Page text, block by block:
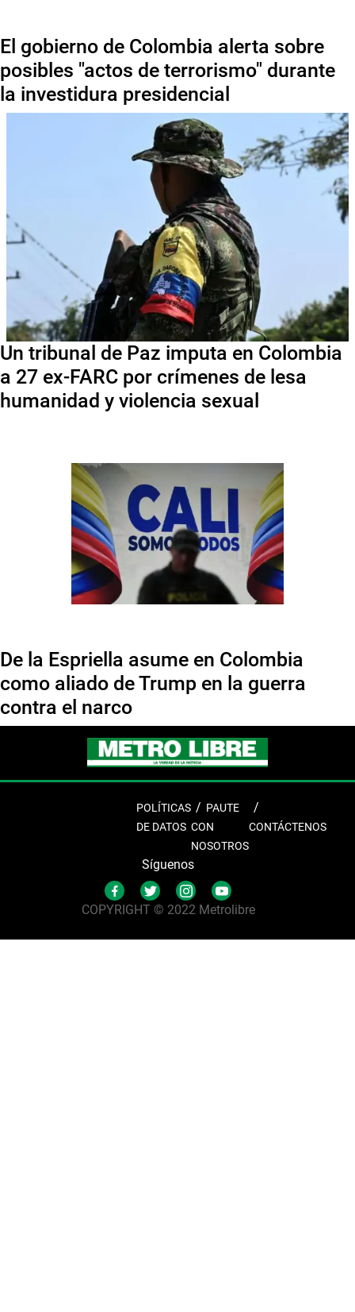
El gobierno de Colombia alerta sobre
posibles "actos de terrorismo" durante
la investidura presidencial
Un tribunal de Paz imputa en Colombia
a 27 ex-FARC por crímenes de lesa
humanidad y violencia sexual
De la Espriella asume en Colombia
como aliado de Trump en la guerra
contra el narco
POLÍTICAS
DE DATOS
PAUTE
CON
NOSOTROS
CONTÁCTENOS
Síguenos
COPYRIGHT © 2022 Metrolibre